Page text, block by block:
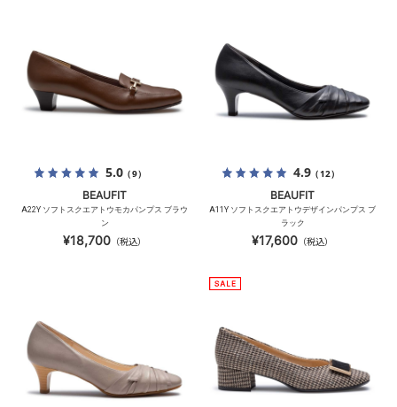
5.0（9）
BEAUFIT
A22Y ソフトスクエアトウモカパンプス ブラウ
ン
¥18,700 （税込）
4.9（12）
BEAUFIT
A11Y ソフトスクエアトウデザインパンプス ブ
ラック
¥17,600 （税込）